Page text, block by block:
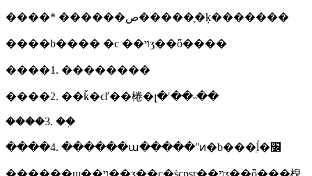
����* ������ص�����֤�ķ�������
����b���� �c ��ױʒ��ȫ����
����1. ��������
����2. ��ǩ�ϵľ��棬�լ�ʹ��˵��
����3. ��֤
����4. ������ա�����ʺͷ�b���ֵĺ�׼
������щ��ױ��ʒ��ҫ�ṩcpsr��ױʒ��ȫ���棿